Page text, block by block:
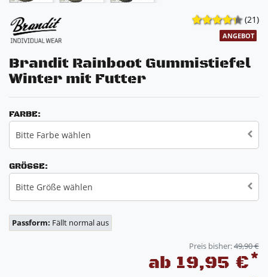
(21)
ANGEBOT
Brandit Rainboot Gummistiefel
Winter mit Futter
FARBE:
Bitte Farbe wählen
GRÖSSE:
Bitte Größe wählen
Passform: Fällt normal aus
Preis bisher:49,90 €
ab 19,95 €*